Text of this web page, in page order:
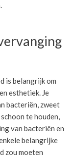
is belangrijk om
esthetiek. Je
bacteriën, zweet
te houden,
van bacteriën en
belangrijke
zou moeten